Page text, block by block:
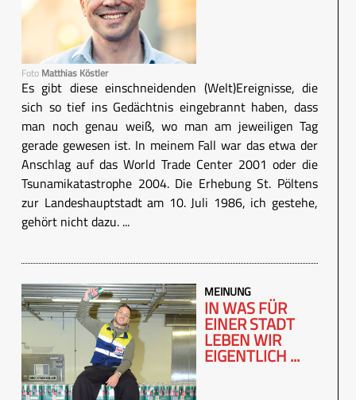
Foto Matthias Köstler
Es gibt diese einschneidenden (Welt)Ereignisse, die
sich so tief ins Gedächtnis eingebrannt haben, dass
man noch genau weiß, wo man am jeweiligen Tag
gerade gewesen ist. In meinem Fall war das etwa der
Anschlag auf das World Trade Center 2001 oder die
Tsunamikatastrophe 2004. Die Erhebung St. Pöltens
zur Landeshauptstadt am 10. Juli 1986, ich gestehe,
gehört nicht dazu. ...
MEINUNG
IN WAS FÜR
EINER STADT
LEBEN WIR
EIGENTLICH ...